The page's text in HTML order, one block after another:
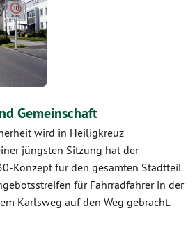
Gemeinschaft
wird in Heiligkreuz
jüngsten Sitzung hat der
Konzept für den gesamten Stadtteil
für Fahrradfahrer in der
Karlsweg auf den Weg gebracht.